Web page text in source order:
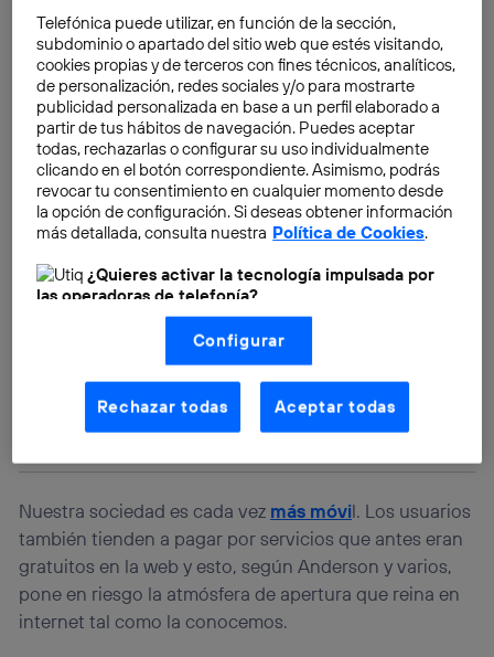
juegos en línea, Xbox Live, iTunes, voz sobre IP, iChat y
el streaming de películas de Netflix.
Nuestra sociedad es cada vez más móvil. Los usuarios
también tienden a pagar por servicios que antes eran
gratuitos en la web y esto, según Anderson y varios,
pone en riesgo la atmósfera de apertura que reina en
internet tal como la conocemos.
Telefónica puede utilizar, en función de la sección,
subdominio o apartado del sitio web que estés visitando,
cookies propias y de terceros con fines técnicos, analíticos,
de personalización, redes sociales y/o para mostrarte
publicidad personalizada en base a un perfil elaborado a
partir de tus hábitos de navegación. Puedes aceptar
todas, rechazarlas o configurar su uso individualmente
clicando en el botón correspondiente. Asimismo, podrás
revocar tu consentimiento en cualquier momento desde
la opción de configuración. Si deseas obtener información
más detallada, consulta nuestra Política de Cookies.
¿Quieres activar la tecnología impulsada por
las operadoras de telefonía?
Nosotros, Telefónica S.A., utilizamos la tecnología Utiq para
realizar nuestras acciones de marketing digital o análisis
(como se describe en este aviso de consentimiento)
basadas en tu navegación en nuestra(s) web(s)
aquí (solo cuando utilizas una conexión a
internet habilitada , proporcionada por una de las
operadoras de telefonía participantes, y otorgas tu
prioridad ofreciéndote elección y control.
La tecnología utiliza un identificador cifrado creado por tu
operadora de telefonía
, utilizando tu dirección IP y otra
información de la cuenta de cliente de
telecomunicaciones vinculada a la conexión que utilizas
(p. ej., número de teléfono móvil).
Configurar
Rechazar todas Aceptar todas